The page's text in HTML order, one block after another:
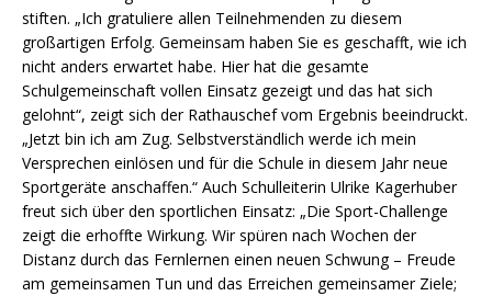
stiften. „Ich gratuliere allen Teilnehmenden zu diesem
großartigen Erfolg. Gemeinsam haben Sie es geschafft, wie ich
nicht anders erwartet habe. Hier hat die gesamte
Schulgemeinschaft vollen Einsatz gezeigt und das hat sich
gelohnt“, zeigt sich der Rathauschef vom Ergebnis beeindruckt.
„Jetzt bin ich am Zug. Selbstverständlich werde ich mein
Versprechen einlösen und für die Schule in diesem Jahr neue
Sportgeräte anschaffen.“ Auch Schulleiterin Ulrike Kagerhuber
freut sich über den sportlichen Einsatz: „Die Sport-Challenge
zeigt die erhoffte Wirkung. Wir spüren nach Wochen der
Distanz durch das Fernlernen einen neuen Schwung – Freude
am gemeinsamen Tun und das Erreichen gemeinsamer Ziele;